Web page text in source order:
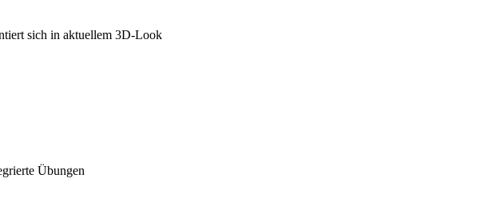
sich in aktuellem 3D-Look
Übungen